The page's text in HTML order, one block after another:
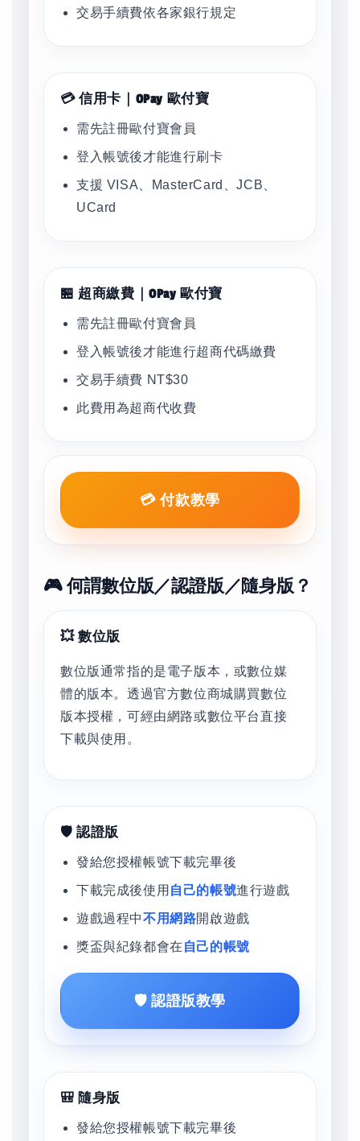
交易手續費依各家銀行規定
💳 信用卡｜OPay 歐付寶
需先註冊歐付寶會員
登入帳號後才能進行刷卡
支援 VISA、MasterCard、JCB、
UCard
🏪 超商繳費｜OPay 歐付寶
需先註冊歐付寶會員
登入帳號後才能進行超商代碼繳費
交易手續費 NT$30
此費用為超商代收費
💳 付款教學
🎮 何謂數位版／認證版／隨身版？
💥 數位版
數位版通常指的是電子版本，或數位媒
體的版本。透過官方數位商城購買數位
版本授權，可經由網路或數位平台直接
下載與使用。
🛡️ 認證版
發給您授權帳號下載完畢後
下載完成後使用 自己的帳號進行遊戲
遊戲過程中不用網路開啟遊戲
獎盃與紀錄都會在 自己的帳號
🛡️ 認證版教學
🎒 隨身版
發給您授權帳號下載完畢後